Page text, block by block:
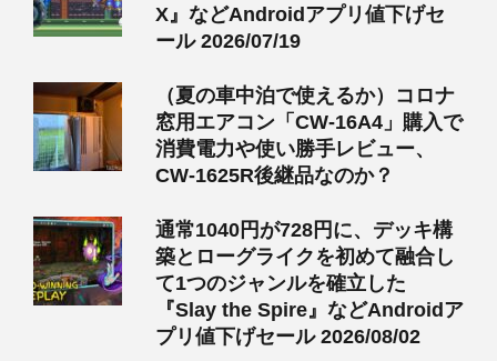
X』などAndroidアプリ値下げセ
ール 2026/07/19
（夏の車中泊で使えるか）コロナ
窓用エアコン「CW-16A4」購入で
消費電力や使い勝手レビュー、
CW-1625R後継品なのか？
通常1040円が728円に、デッキ構
築とローグライクを初めて融合し
て1つのジャンルを確立した
『Slay the Spire』などAndroidア
プリ値下げセール 2026/08/02